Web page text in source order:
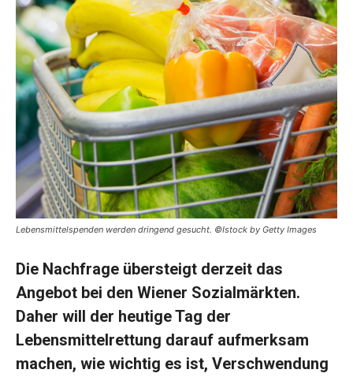
Lebensmittelspenden werden dringend gesucht. ©Istock by Getty Images
Die Nachfrage übersteigt derzeit das
Angebot bei den Wiener Sozialmärkten.
Daher will der heutige Tag der
Lebensmittelrettung darauf aufmerksam
machen, wie wichtig es ist, Verschwendung